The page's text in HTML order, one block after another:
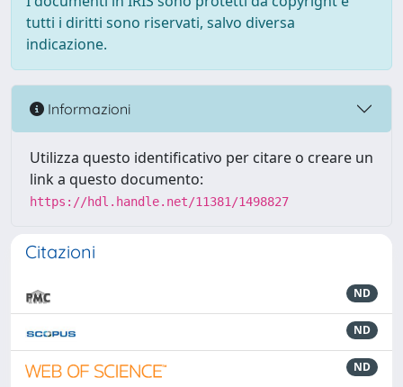
tutti i diritti sono riservati, salvo diversa
indicazione.
Informazioni
Utilizza questo identificativo per citare o creare un
link a questo documento:
https://hdl.handle.net/11381/1498827
Citazioni
ND
ND
ND